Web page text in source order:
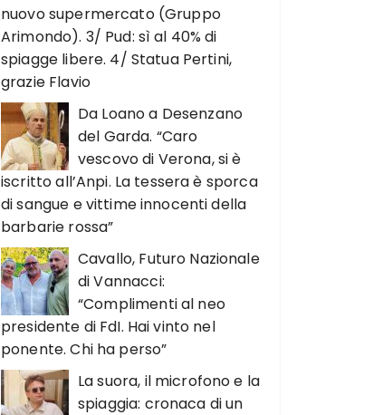
nuovo supermercato (Gruppo
Arimondo). 3/ Pud: sì al 40% di
spiagge libere. 4/ Statua Pertini,
grazie Flavio
Da Loano a Desenzano
del Garda. “Caro
vescovo di Verona, si è
iscritto all’Anpi. La tessera è sporca
di sangue e vittime innocenti della
barbarie rossa”
Cavallo, Futuro Nazionale
di Vannacci:
“Complimenti al neo
presidente di FdI. Hai vinto nel
ponente. Chi ha perso”
La suora, il microfono e la
spiaggia: cronaca di un